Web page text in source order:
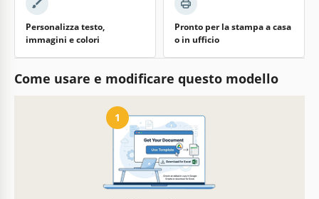
Personalizza testo,
immagini e colori
Pronto per la stampa a casa
o in ufficio
Come usare e modificare questo modello
1